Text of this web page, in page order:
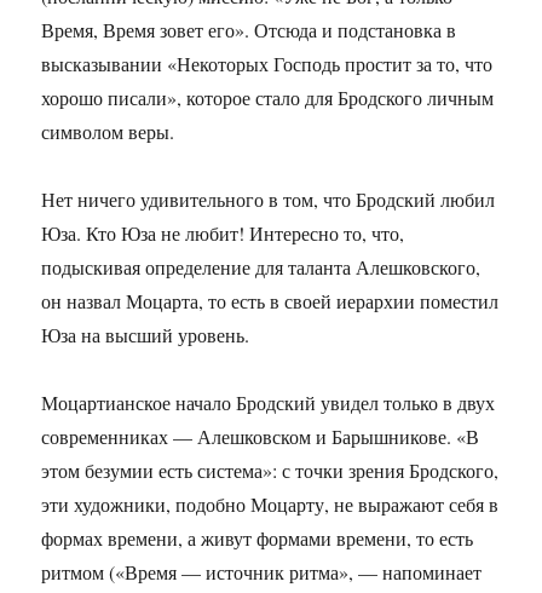
Время, Время зовет его». Отсюда и подстановка в
высказывании «Некоторых Господь простит за то, что
хорошо писали», которое стало для Бродского личным
символом веры.
Нет ничего удивительного в том, что Бродский любил
Юза. Кто Юза не любит! Интересно то, что,
подыскивая определение для таланта Алешковского,
он назвал Моцарта, то есть в своей иерархии поместил
Юза на высший уровень.
Моцартианское начало Бродский увидел только в двух
современниках — Алешковском и Барышникове. «В
этом безумии есть система»: с точки зрения Бродского,
эти художники, подобно Моцарту, не выражают себя в
формах времени, а живут формами времени, то есть
ритмом («Время — источник ритма», — напоминает